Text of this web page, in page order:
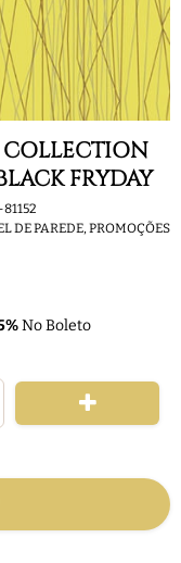
COLLECTION
FRYDAY
DE PAREDE,PROMOÇÕES
No Boleto